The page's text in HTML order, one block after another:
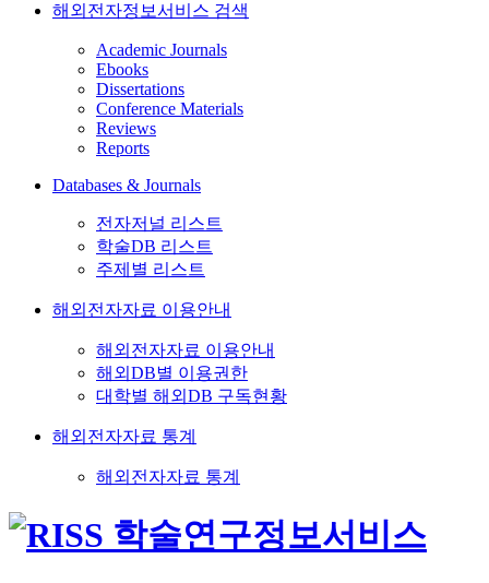
해외전자정보서비스 검색
Academic Journals
Ebooks
Dissertations
Conference Materials
Reviews
Reports
Databases & Journals
전자저널 리스트
학술DB 리스트
주제별 리스트
해외전자자료 이용안내
해외전자자료 이용안내
해외DB별 이용권한
대학별 해외DB 구독현황
해외전자자료 통계
해외전자자료 통계